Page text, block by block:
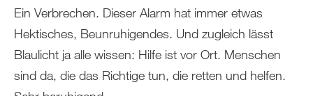
Ein Verbrechen. Dieser Alarm hat immer etwas
Hektisches, Beunruhigendes. Und zugleich lässt
Blaulicht ja alle wissen: Hilfe ist vor Ort. Menschen
sind da, die das Richtige tun, die retten und helfen.